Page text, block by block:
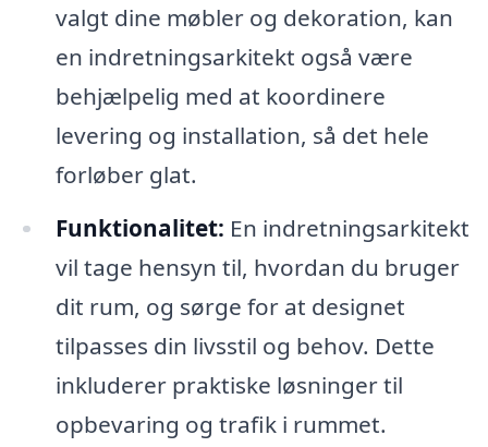
valgt dine møbler og dekoration, kan
en indretningsarkitekt også være
behjælpelig med at koordinere
levering og installation, så det hele
forløber glat.
Funktionalitet: En indretningsarkitekt
vil tage hensyn til, hvordan du bruger
dit rum, og sørge for at designet
tilpasses din livsstil og behov. Dette
inkluderer praktiske løsninger til
opbevaring og trafik i rummet.